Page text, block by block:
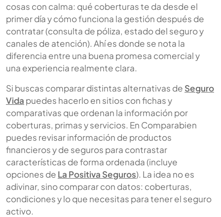
cosas con calma: qué coberturas te da desde el
primer día y cómo funciona la gestión después de
contratar (consulta de póliza, estado del seguro y
canales de atención). Ahí es donde se nota la
diferencia entre una buena promesa comercial y
una experiencia realmente clara.
Si buscas comparar distintas alternativas de Seguro
Vida puedes hacerlo en sitios con fichas y
comparativas que ordenan la información por
coberturas, primas y servicios. En Comparabien
puedes revisar información de productos
financieros y de seguros para contrastar
características de forma ordenada (incluye
opciones de La Positiva Seguros). La idea no es
adivinar, sino comparar con datos: coberturas,
condiciones y lo que necesitas para tener el seguro
activo.